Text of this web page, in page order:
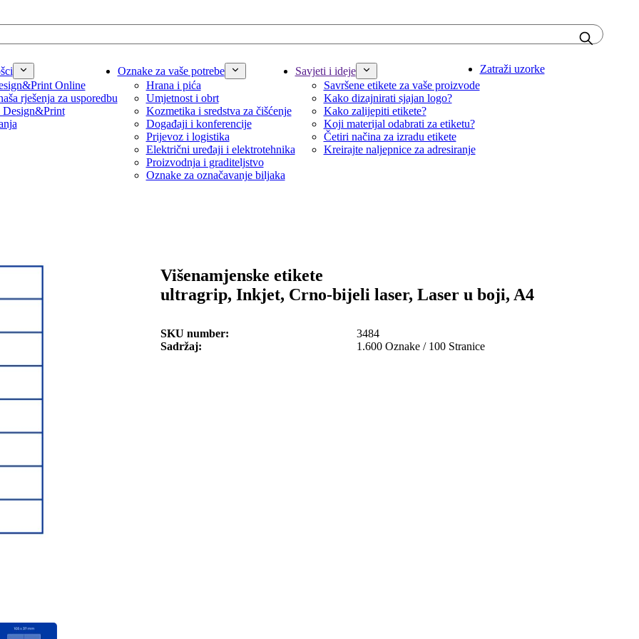
Online
rješenja za usporedbu
Design&Print
Oznake za vaše potrebe
Hrana i pića
Umjetnost i obrt
Kozmetika i sredstva za čišćenje
Događaji i konferencije
Prijevoz i logistika
Električni uređaji i elektrotehnika
Proizvodnja i graditeljstvo
Oznake za označavanje biljaka
Savjeti i ideje
Savršene etikete za vaše proizvode
Kako dizajnirati sjajan logo?
Kako zalijepiti etikete?
Koji materijal odabrati za etiketu?
Četiri načina za izradu etikete
Kreirajte naljepnice za adresiranje
Zatraži uzorke
Višenamjenske etikete
ultragrip, Inkjet, Crno-bijeli laser, Laser u boji, A4
SKU number
3484
Sadržaj
1.600 Oznake / 100 Stranice